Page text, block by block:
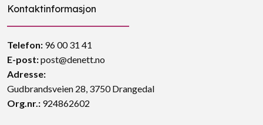
Kontaktinformasjon
Telefon: 96 00 31 41
E-post:post@denett.no
Adresse:
Gudbrandsveien 28, 3750 Drangedal
Org.nr.: 924862602